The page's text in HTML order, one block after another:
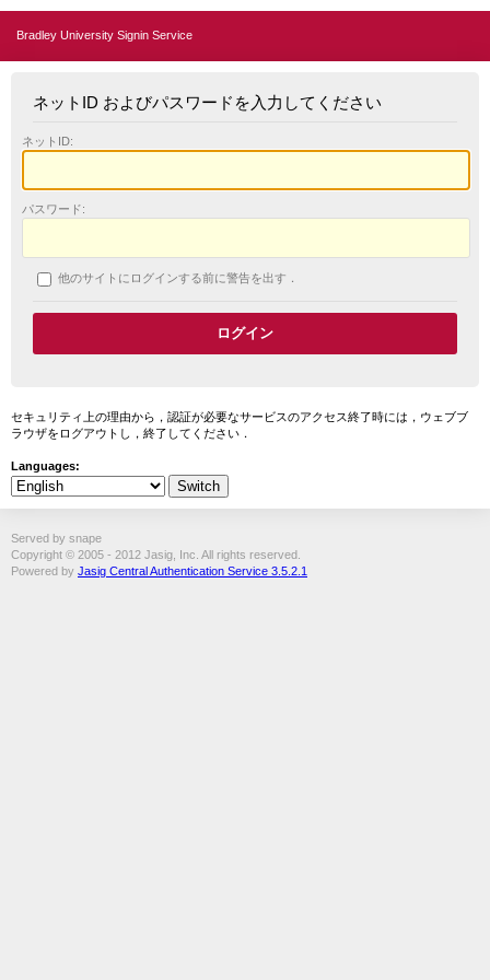
Bradley University Signin Service
ネットID およびパスワードを入力してください
ネットID:
パスワード:
他のサイトにログインする前に警告を出す．
セキュリティ上の理由から，認証が必要なサービスのアクセス終了時には，ウェブブ
ラウザをログアウトし，終了してください．
Languages:
Served by snape
Copyright © 2005 - 2012 Jasig, Inc. All rights reserved.
Powered by Jasig Central Authentication Service 3.5.2.1